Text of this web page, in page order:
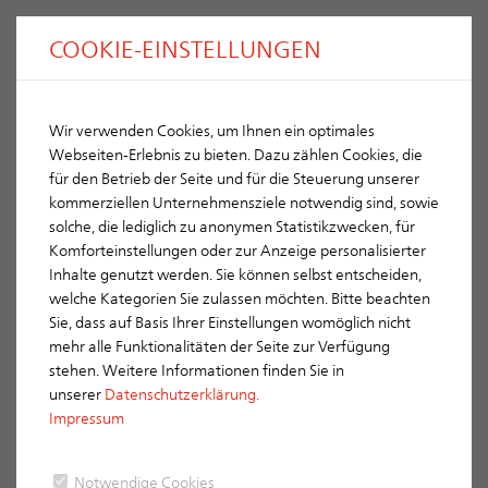
ERLUS Level RS Cool Roof
Helle Oberfläche für besseres Klima
Der neue Level RS Cool Roof ist ein innovativer Dachziegel, der
aktiv zum Klimaschutz beiträgt. Seine hochreflektierende
Oberfläche reduziert die Wärmespeicherung, senkt die
Gebäudetemperatur und minimiert den städtischen
Wärmeinseleffekt. Besonders in dicht bebauten Gebieten sorgt
er für ein spürbar kühleres Umfeld, da weniger Wärme in das
Gebäude aufgenommen und gespeichert wird. Dadurch
verbessert sich das Raumklima, und der Energieverbrauch für
energieeffizientes und zukunftsorientiertes Bauen.
COOKIE-EINSTELLUNGEN
Wir verwenden Cookies, um Ihnen ein optimales
Webseiten-Erlebnis zu bieten. Dazu zählen Cookies, die
für den Betrieb der Seite und für die Steuerung unserer
kommerziellen Unternehmensziele notwendig sind, sowie
solche, die lediglich zu anonymen Statistikzwecken, für
Komforteinstellungen oder zur Anzeige personalisierter
Inhalte genutzt werden. Sie können selbst entscheiden,
welche Kategorien Sie zulassen möchten. Bitte beachten
Sie, dass auf Basis Ihrer Einstellungen womöglich nicht
mehr alle Funktionalitäten der Seite zur Verfügung
stehen. Weitere Informationen finden Sie in
unserer Datenschutzerklärung.
Impressum
Notwendige Cookies